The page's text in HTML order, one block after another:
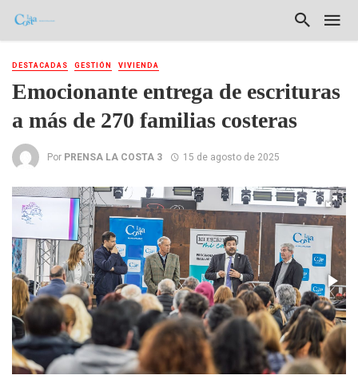
DESTACADAS GESTIÓN VIVIENDA
Emocionante entrega de escrituras
a más de 270 familias costeras
Por PRENSA LA COSTA 3 15 de agosto de 2025